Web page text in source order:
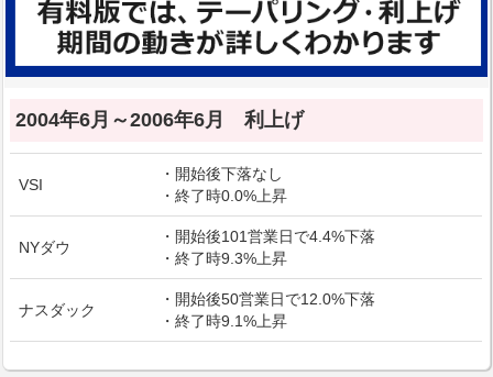
2004年6月～2006年6月 利上げ
VSI
・開始後下落なし
・終了時0.0%上昇
NYダウ
・開始後101営業日で4.4%下落
・終了時9.3%上昇
ナスダック
・開始後50営業日で12.0%下落
・終了時9.1%上昇